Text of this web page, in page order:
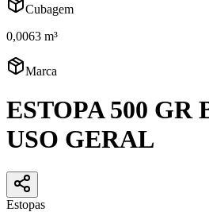
Cubagem
0,0063 m³
Marca
ESTOPA 500 GR
USO GERAL
Estopas